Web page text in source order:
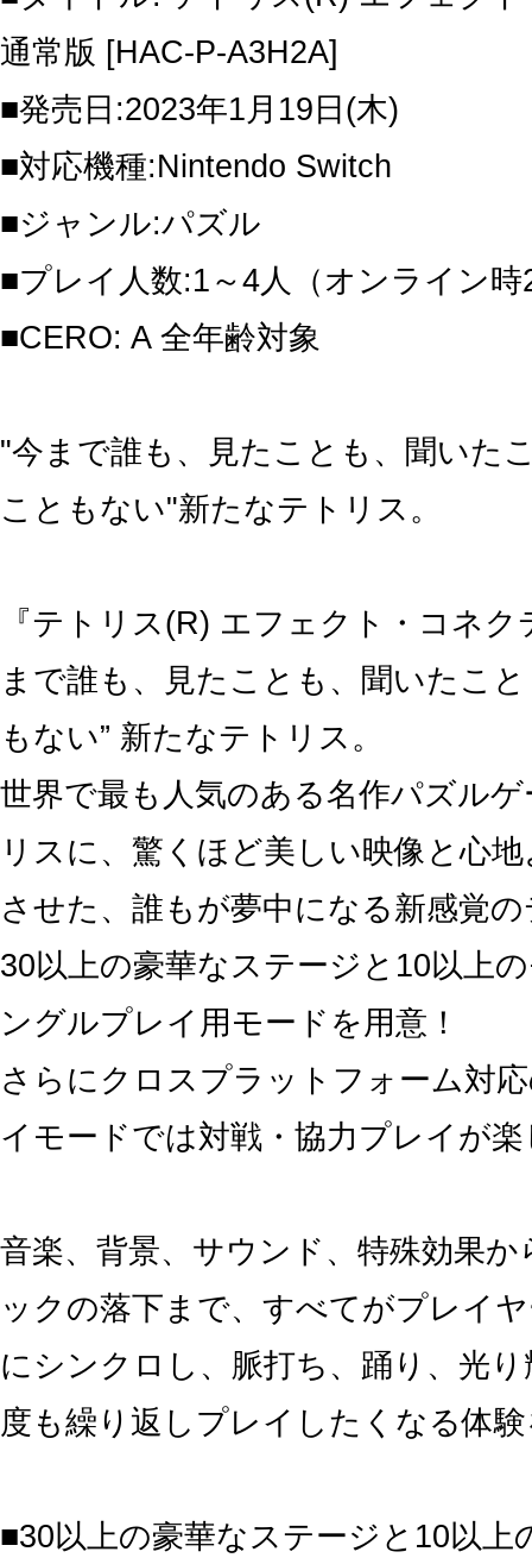
通常版 [HAC-P-A3H2A]
■発売日:2023年1月19日(木)
■対応機種:Nintendo Switch
■ジャンル:パズル
■プレイ人数:1～4人（オンライン時
■CERO: A 全年齢対象
"今まで誰も、見たことも、聞いた
こともない"新たなテトリス。
『テトリス(R) エフェクト・コネ
まで誰も、見たことも、聞いたこ
もない” 新たなテトリス。
世界で最も人気のある名作パズル
リスに、驚くほど美しい映像と心
させた、誰もが夢中になる新感覚
30以上の豪華なステージと10以上
ングルプレイ用モードを用意！
さらにクロスプラットフォーム対
イモードでは対戦・協力プレイが
音楽、背景、サウンド、特殊効果
ックの落下まで、すべてがプレイ
にシンクロし、脈打ち、踊り、光
度も繰り返しプレイしたくなる体
■30以上の豪華なステージと10以上